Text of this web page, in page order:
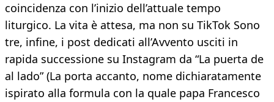
coincidenza con l’inizio dell’attuale tempo
liturgico. La vita è attesa, ma non su TikTok Sono
tre, infine, i post dedicati all’Avvento usciti in
rapida successione su Instagram da “La puerta de
al lado” (La porta accanto, nome dichiaratamente
ispirato alla formula con la quale papa Francesco